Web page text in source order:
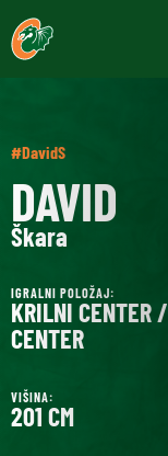
#DavidS
DAVID
Škara
IGRALNI POLOŽAJ:
KRILNI CENTER /
CENTER
VIŠINA:
201 CM